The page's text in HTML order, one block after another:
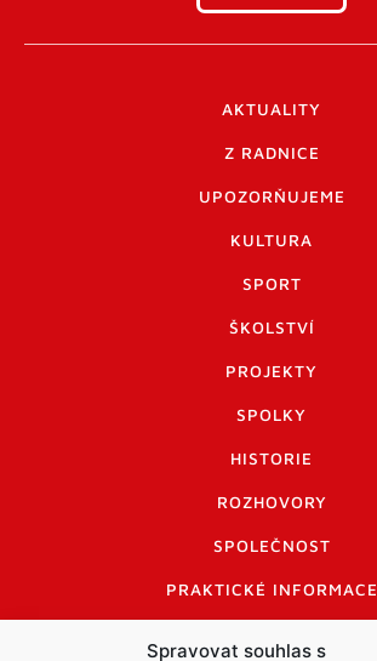
Spravovat souhlas s
AKTUALITY
Z RADNICE
UPOZORŇUJEME
KULTURA
SPORT
ŠKOLSTVÍ
PROJEKTY
SPOLKY
HISTORIE
ROZHOVORY
SPOLEČNOST
PRAKTICKÉ INFORMACE